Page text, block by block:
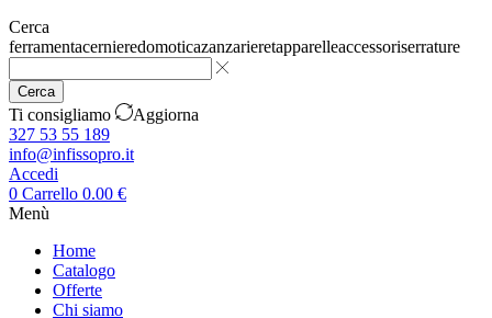
Cerca
ferramentacernieredomoticazanzarieretapparelleaccessoriserrature
Cerca
Ti consigliamo
Aggiorna
327 53 55 189
info@infissopro.it
Accedi
0 Carrello 0.00 €
Menù
Home
Catalogo
Offerte
Chi siamo